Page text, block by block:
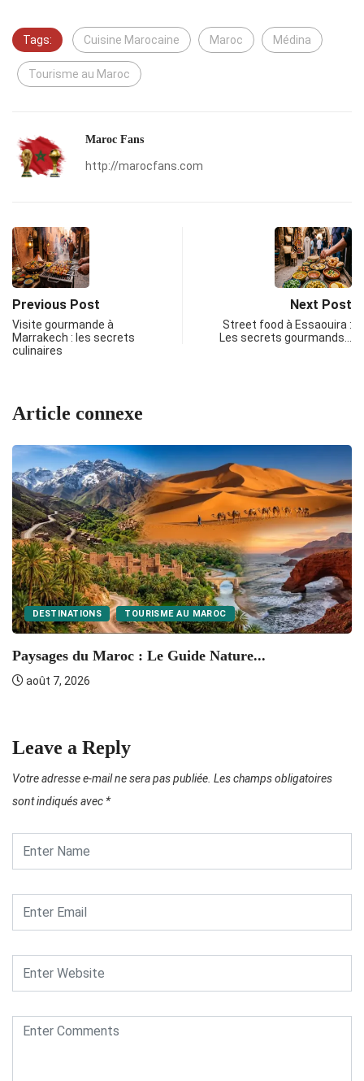
Tags: Cuisine Marocaine Maroc Médina
Tourisme au Maroc
Maroc Fans
http://marocfans.com
Previous Post
Visite gourmande à
Marrakech : les secrets
culinaires
Next Post
Street food à Essaouira :
Les secrets gourmands…
Article connexe
DESTINATIONS TOURISME AU MAROC
Paysages du Maroc : Le Guide Nature...
août 7, 2026
Leave a Reply
Votre adresse e-mail ne sera pas publiée. Les champs obligatoires
sont indiqués avec *